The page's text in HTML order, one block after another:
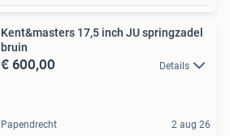
Kent&masters 17,5 inch JU springzadel
bruin
€ 600,00 Details
Papendrecht 2 aug 26